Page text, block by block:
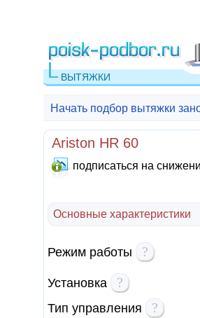
ВЫТЯЖКИ
Начать подбор вытяжки
Ariston HR 60
подписаться на
Основные характеристики
Режим работы ?
Установка
?
Тип управления
?